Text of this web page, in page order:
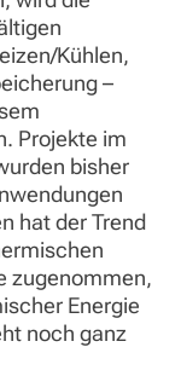
Kühlen,
–
Projekte im
bisher
hat der Trend
zugenommen,
Energie
noch ganz